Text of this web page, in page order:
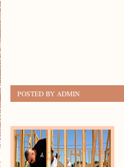
POSTED BY ADMIN